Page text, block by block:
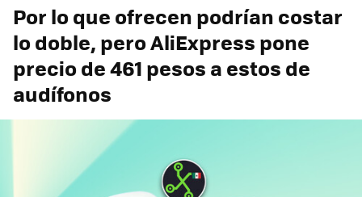
Por lo que ofrecen podrían costar
lo doble, pero AliExpress pone
precio de 461 pesos a estos de
audífonos